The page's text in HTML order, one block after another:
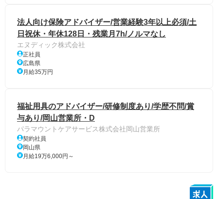
法人向け保険アドバイザー/営業経験3年以上必須/土
日祝休・年休128日・残業月7h/ノルマなし
エヌディック株式会社
正社員
広島県
月給35万円
福祉用具のアドバイザー/研修制度あり/学歴不問/賞
与あり/岡山営業所・D
パラマウントケアサービス株式会社岡山営業所
契約社員
岡山県
月給19万6,000円～